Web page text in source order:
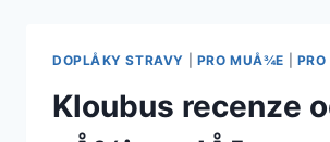
DOPLÅKY STRAVY PRO MUÅ¾E
Kloubus recenze